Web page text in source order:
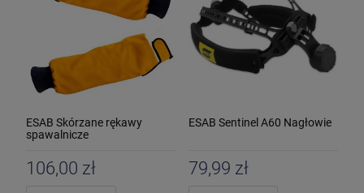
ESAB Skórzane rękawy
spawalnicze
106,00 zł
ESAB Sentinel A60 Nagłowie
79,99 zł